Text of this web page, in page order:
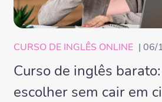
CURSO DE INGLÊS ONLINE | 06/
Curso de inglês
escolher sem cair em